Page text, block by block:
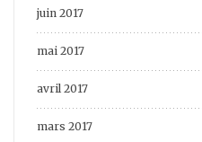
juin 2017
mai 2017
avril 2017
mars 2017